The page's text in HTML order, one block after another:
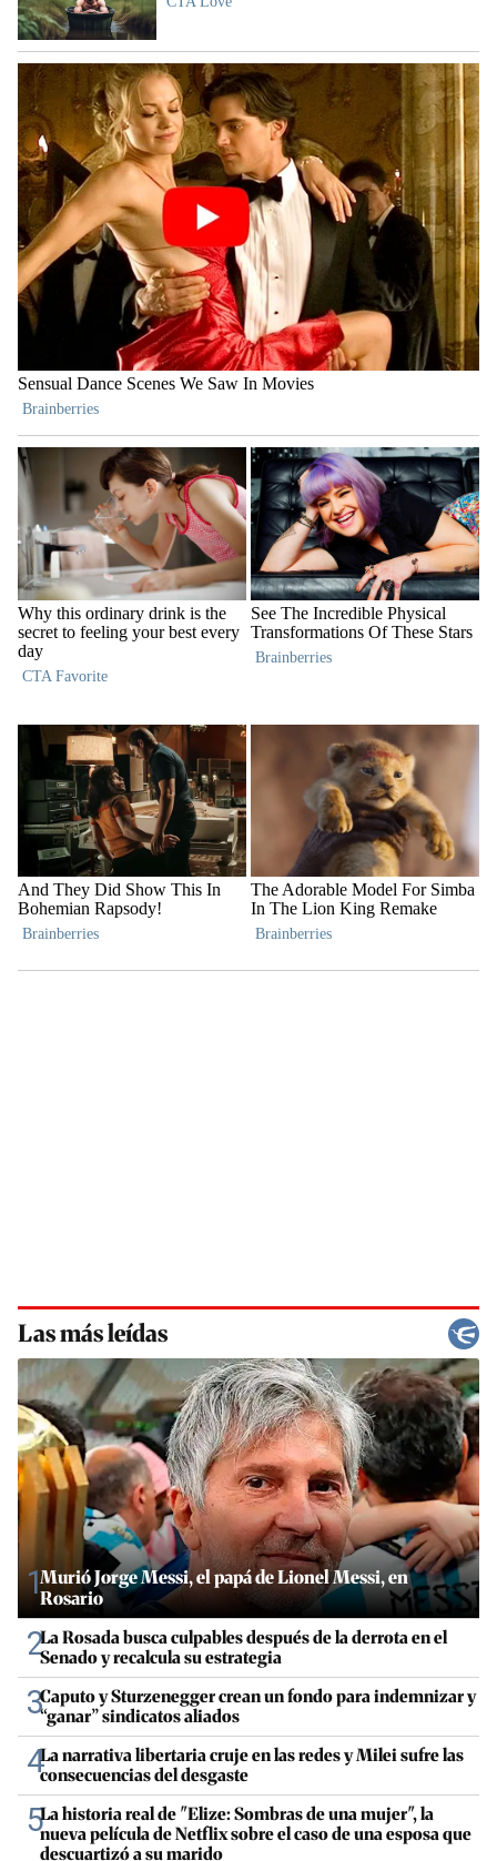
Las más leídas
1Murió Jorge Messi, el papá de Lionel Messi, en
Rosario
2La Rosada busca culpables después de la derrota en el
Senado y recalcula su estrategia
3Caputo y Sturzenegger crean un fondo para indemnizar y
“ganar” sindicatos aliados
4La narrativa libertaria cruje en las redes y Milei sufre las
consecuencias del desgaste
5La historia real de "Elize: Sombras de una mujer", la
nueva película de Netflix sobre el caso de una esposa que
descuartizó a su marido